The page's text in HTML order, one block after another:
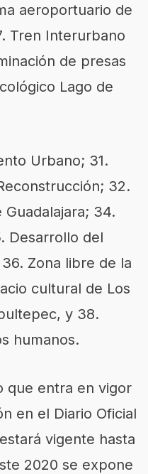
aeroportuario de
Tren Interurbano
de presas
Lago de
Urbano; 31.
32.
34.
Desarrollo del
Zona libre de la
cultural de Los
y 38.
humanos.
que entra en vigor
en el Diario Oficial
vigente hasta
2020 se expone